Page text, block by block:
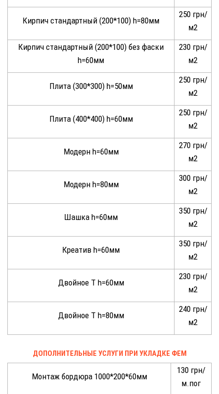
Кирпич стандартный (200*100) h=80мм
250 грн/
м2
Кирпич стандартный (200*100) без фаски
h=60мм
230 грн/
м2
Плита (300*300) h=50мм
250 грн/
м2
Плита (400*400) h=60мм
250 грн/
м2
Модерн h=60мм
270 грн/
м2
Модерн h=80мм
300 грн/
м2
Шашка h=60мм
350 грн/
м2
Креатив h=60мм
350 грн/
м2
Двойное Т h=60мм
230 грн/
м2
Двойное Т h=80мм
240 грн/
м2
ДОПОЛНИТЕЛЬНЫЕ УСЛУГИ ПРИ УКЛАДКЕ ФЕМ
Монтаж бордюра 1000*200*60мм
130 грн/
м.пог